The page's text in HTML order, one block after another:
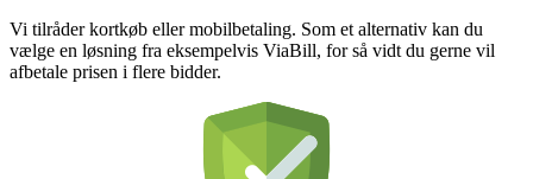
Vi tilråder kortkøb eller mobilbetaling. Som et alternativ kan du
vælge en løsning fra eksempelvis ViaBill, for så vidt du gerne vil
afbetale prisen i flere bidder.